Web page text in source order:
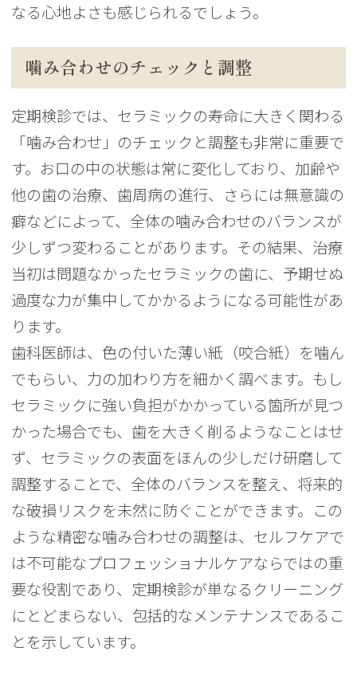
なる心地よさも感じられるでしょう。
噛み合わせのチェックと調整
定期検診では、セラミックの寿命に大きく関わる
「噛み合わせ」のチェックと調整も非常に重要で
す。お口の中の状態は常に変化しており、加齢や
他の歯の治療、歯周病の進行、さらには無意識の
癖などによって、全体の噛み合わせのバランスが
少しずつ変わることがあります。その結果、治療
当初は問題なかったセラミックの歯に、予期せぬ
過度な力が集中してかかるようになる可能性があ
ります。
歯科医師は、色の付いた薄い紙（咬合紙）を噛ん
でもらい、力の加わり方を細かく調べます。もし
セラミックに強い負担がかかっている箇所が見つ
かった場合でも、歯を大きく削るようなことはせ
ず、セラミックの表面をほんの少しだけ研磨して
調整することで、全体のバランスを整え、将来的
な破損リスクを未然に防ぐことができます。この
ような精密な噛み合わせの調整は、セルフケアで
は不可能なプロフェッショナルケアならではの重
要な役割であり、定期検診が単なるクリーニング
にとどまらない、包括的なメンテナンスであるこ
とを示しています。